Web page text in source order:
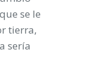
se le
tierra,
sería